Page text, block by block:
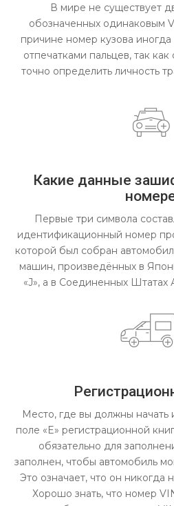
В мире не существует
обозначенных одинаковым
причине номер кузова
отпечатками пальцев, так
точно определить личность
Какие данные
Первые три символа
идентификационный номер
которой был собран
машин, произведённых в
«J», а в Соединенных Штатах
Место, где вы должны начать
поле «E» регистрационной
обязательно для
заполнен, чтобы автомобиль
Это означает, что он никогда
Хорошо знать, что номер